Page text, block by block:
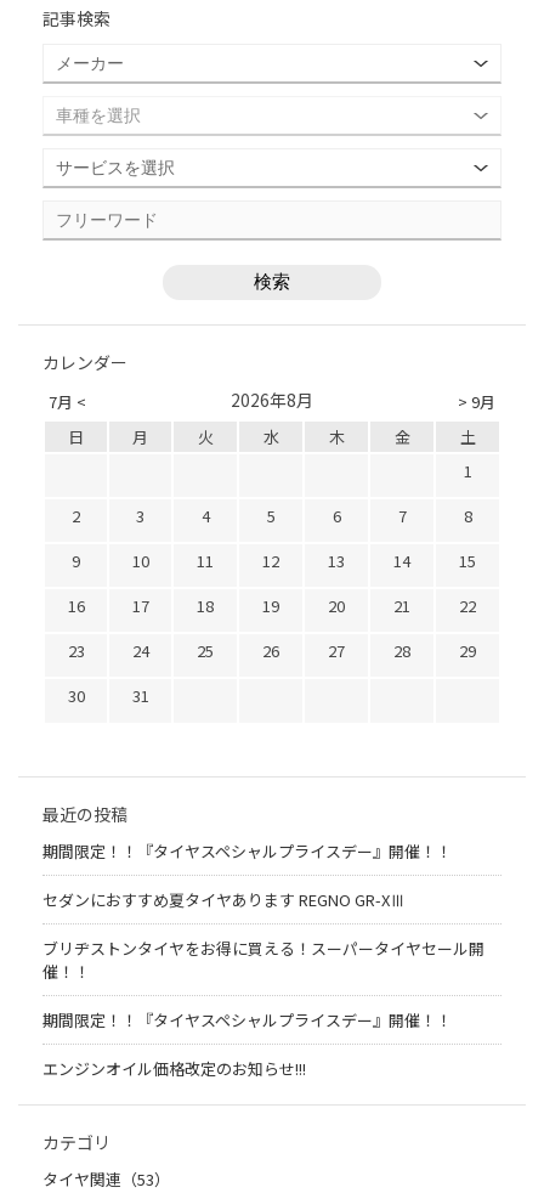
記事検索
カレンダー
7月 < > 9月
2026年8月
日 月 火 水 木 金
土
1
2
3 4 5 6 7
8
9
10 11 12 13 14
15
16
17 18 19 20 21
22
23
24 25 26 27 28
29
30
31
最近の投稿
期間限定！！『タイヤスペシャルプライスデー』開催！！
セダンにおすすめ夏タイヤあります REGNO GR-XⅢ
ブリヂストンタイヤをお得に買える！スーパータイヤセール開
催！！
期間限定！！『タイヤスペシャルプライスデー』開催！！
エンジンオイル価格改定のお知らせ!!!
カテゴリ
タイヤ関連（53）